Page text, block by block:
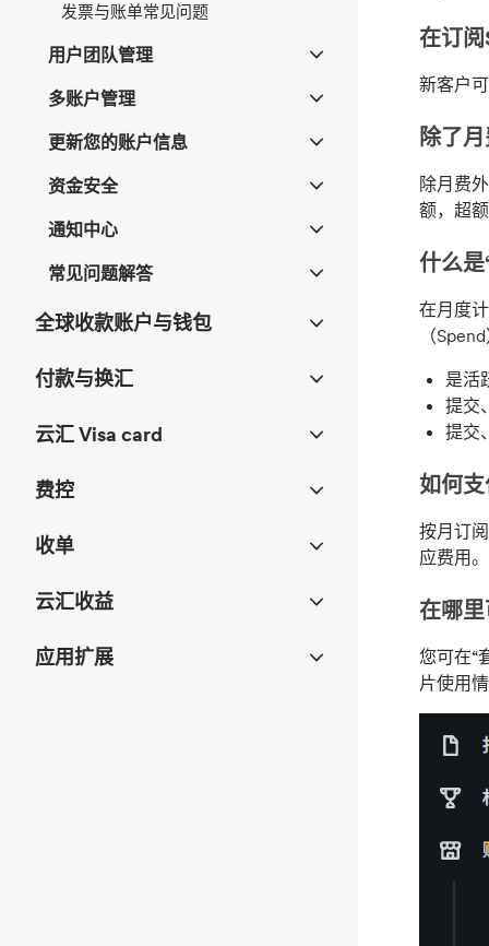
在订
新客户
除了
除月费
额，超
什么
在月度
（
是活
提交
提交
如何
按月订
应费用。
在哪
您可在“
片使用
发票与账单常见问题
用户团队管理
多账户管理
更新您的账户信息
资金安全
通知中心
常见问题解答
全球收款账户与钱包
付款与换汇
云汇 Visa card
费控
收单
云汇收益
应用扩展